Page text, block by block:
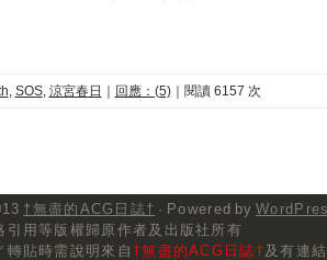
, SOS, 涼宮春日 回應：(5)｜閱讀 6157 次
†無盡的ACG日誌† · Powered by
引用等版權歸原作者及出版社所有
轉貼時需說明來自 †無盡的ACG日誌†及有連